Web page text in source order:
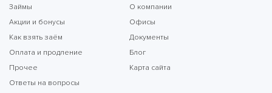
Займы
Акции и бонусы
Как взять заём
Оплата и продление
Прочее
Ответы на вопросы
О компании
Офисы
Документы
Блог
Карта сайта